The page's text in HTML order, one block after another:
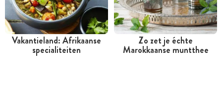
Vakantieland: Afrikaanse
specialiteiten
Zo zet je échte
Marokkaanse muntthee